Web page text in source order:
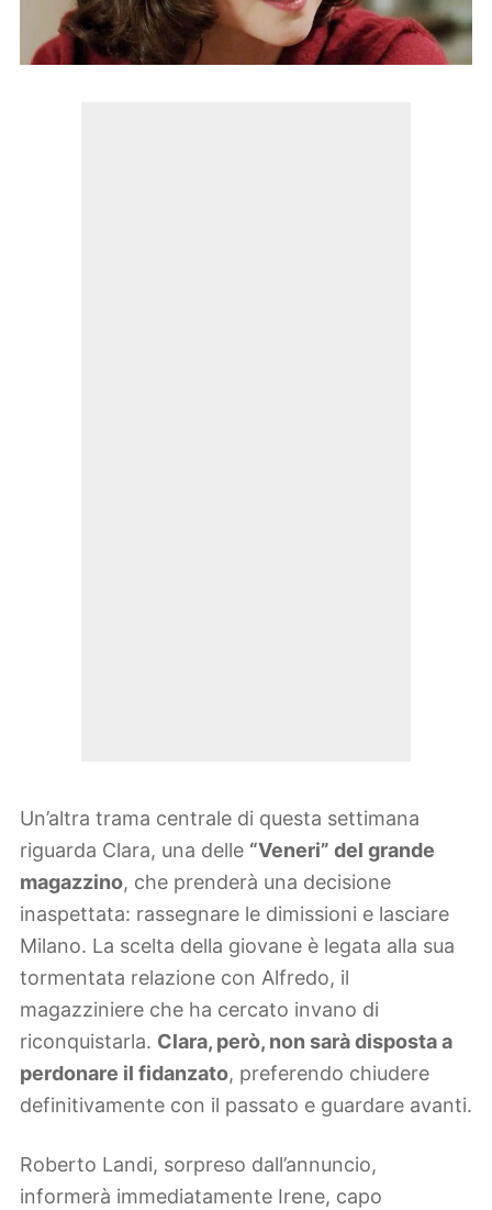
Un’altra trama centrale di questa settimana
riguarda Clara, una delle “Veneri” del grande
magazzino, che prenderà una decisione
inaspettata: rassegnare le dimissioni e lasciare
Milano. La scelta della giovane è legata alla sua
tormentata relazione con Alfredo, il
magazziniere che ha cercato invano di
riconquistarla. Clara, però, non sarà disposta a
perdonare il fidanzato, preferendo chiudere
definitivamente con il passato e guardare avanti.
Roberto Landi, sorpreso dall’annuncio,
informerà immediatamente Irene, capo